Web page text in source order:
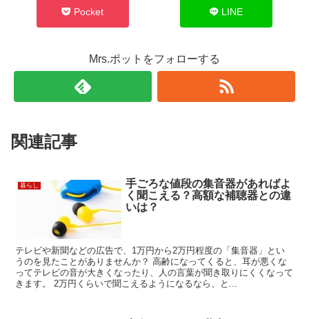
Pocket LINE
Mrs.ポットをフォローする
関連記事
暮らし
手ごろな値段の集音器があればよ
く聞こえる？高額な補聴器との違
いは？
テレビや新聞などの広告で、1万円から2万円程度の「集音器」とい
うのを見たことがありませんか？ 高齢になってくると、耳が悪くな
ってテレビの音が大きくなったり、人の言葉が聞き取りにくくなって
きます。 2万円くらいで聞こえるようになるなら、と...